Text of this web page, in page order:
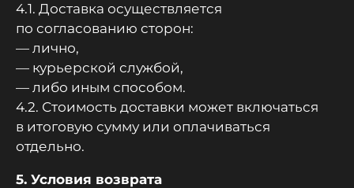
4.1. Доставка осуществляется
по согласованию сторон:
— лично,
— курьерской службой,
— либо иным способом.
4.2. Стоимость доставки может включаться
в итоговую сумму или оплачиваться
отдельно.
5. Условия возврата